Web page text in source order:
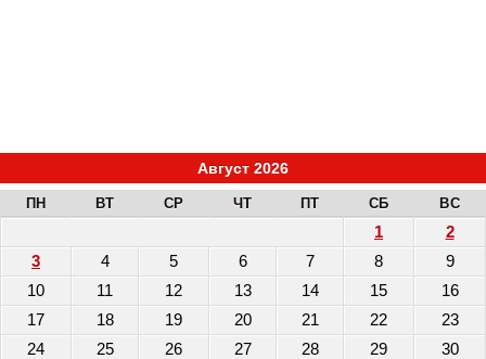
Август 2026
ПН ВТ СР ЧТ ПТ СБ ВС
1
2
3
4 5 6 7 8
9
10
11 12 13 14 15
16
17
18 19 20 21 22
23
24
25 26 27 28 29
30